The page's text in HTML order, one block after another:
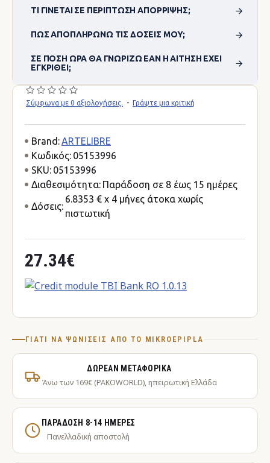
ΤΙ ΓΊΝΕΤΑΙ ΣΕ ΠΕΡΊΠΤΩΣΗ ΑΠΌΡΡΙΨΗΣ;
ΠΏΣ ΑΠΟΠΛΗΡΏΝΩ ΤΙΣ ΔΌΣΕΙΣ ΜΟΥ;
ΣΕ ΠΌΣΗ ΏΡΑ ΘΑ ΓΝΩΡΊΖΩ ΕΆΝ Η ΑΊΤΗΣΗ ΈΧΕΙ
ΕΓΚΡΙΘΕΊ;
Σύμφωνα με 0 αξιολογήσεις. - Γράψτε μια κριτική
27.34€
Brand:ARTELIBRE
Κωδικός: 05153996
SKU: 05153996
Διαθεσιμότητα: Παράδοση σε 8 έως 15 ημέρες
Δόσεις:
6.8353 € x 4 μήνες άτοκα χωρίς
πιστωτική
ΓΙΑΤΊ ΝΑ ΨΩΝΊΣΕΙΣ ΑΠΌ ΤΟ MIKROEPIPLA
ΔΩΡΕΆΝ ΜΕΤΑΦΟΡΙΚΆ
Άνω των 169€ (PAKOWORLD), ηπειρωτική Ελλάδα
ΠΑΡΆΔΟΣΗ 8-14 ΗΜΈΡΕΣ
Πανελλαδική αποστολή